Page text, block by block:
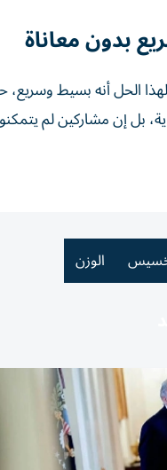
بدون معاناة
لهذا الحل أنه بسيط
بل إن مشاركين لم
الوزن